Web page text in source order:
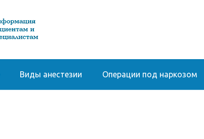
Виды анестезии Операции под наркозом